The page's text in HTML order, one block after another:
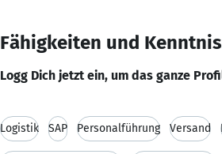
Fähigkeiten und
Logg Dich jetzt ein, um das ganze
Logistik SAP Personalführung Versand